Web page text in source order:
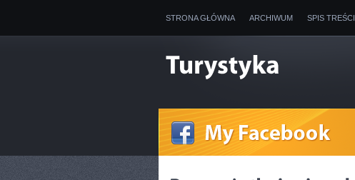
STRONA GŁÓWNA ARCHIWUM SPIS TREŚCI